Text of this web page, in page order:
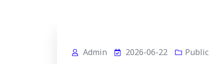
Admin 2026-06-22 Public